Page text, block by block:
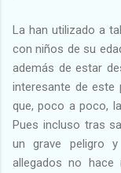
La han utilizado a
con niños de su
además de estar
interesante de este
que, poco a poco,
Pues incluso tras
un grave peligro
allegados no